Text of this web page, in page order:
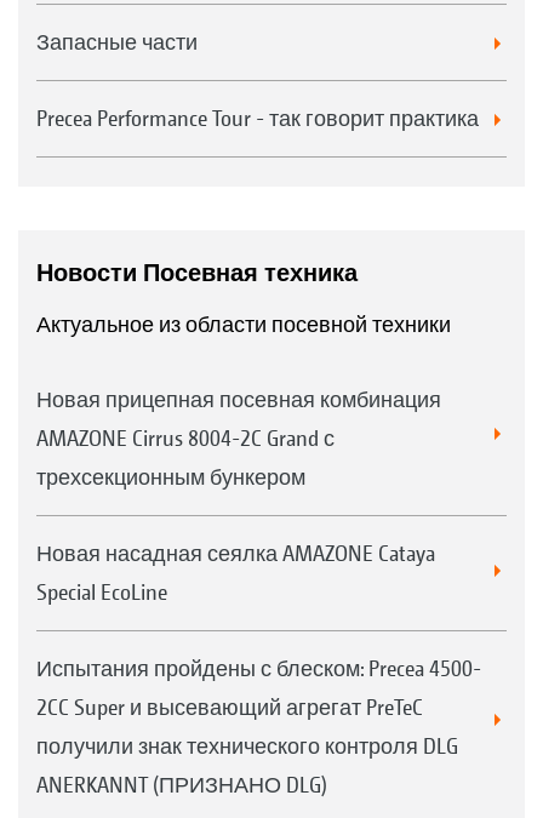
Запасные части
Precea Performance Tour - так говорит практика
Новости Посевная техника
Актуальное из области посевной техники
Новая прицепная посевная комбинация
AMAZONE Cirrus 8004-2C Grand с
трехсекционным бункером
Новая насадная сеялка AMAZONE Cataya
Special EcoLine
Испытания пройдены с блеском: Precea 4500-
2CC Super и высевающий агрегат PreTeC
получили знак технического контроля DLG
ANERKANNT (ПРИЗНАНО DLG)